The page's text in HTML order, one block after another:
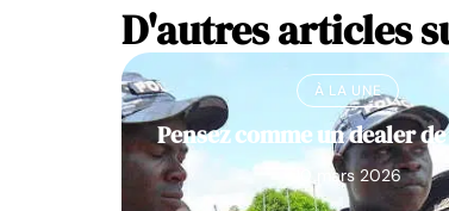
D'autres articles
À LA UNE
Pensez comme un dealer
10 mars 2026